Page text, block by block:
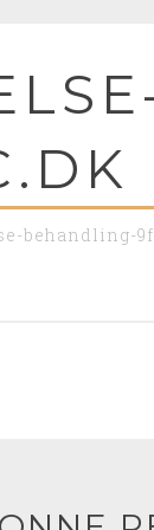
behandling-